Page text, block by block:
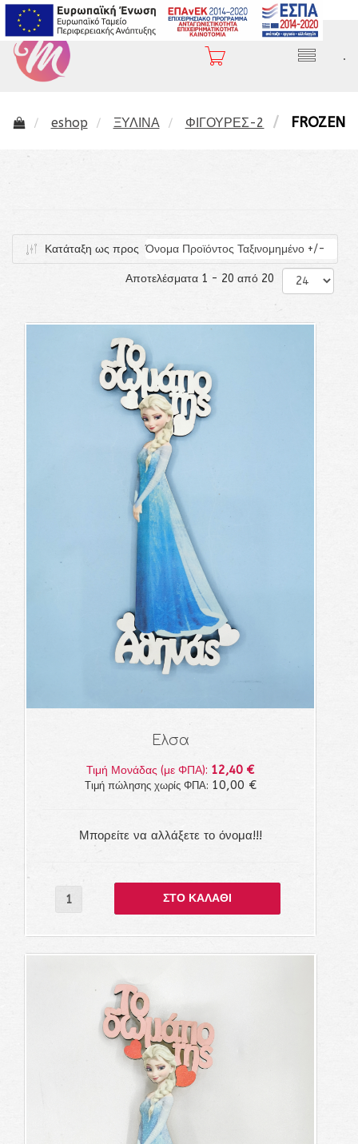
2310 282 407
.
eshop ΞΥΛΙΝΑ ΦΙΓΟΥΡΕΣ-2 FROZEN
Κατάταξη ως προς Όνομα Προϊόντος Ταξινομημένο +/-
Αποτελέσματα 1 - 20 από 20
Ελσα
Τιμή Μονάδας (με ΦΠΑ): 12,40 €
Τιμή πώλησης χωρίς ΦΠΑ: 10,00 €
Μπορείτε να αλλάξετε το όνομα!!!